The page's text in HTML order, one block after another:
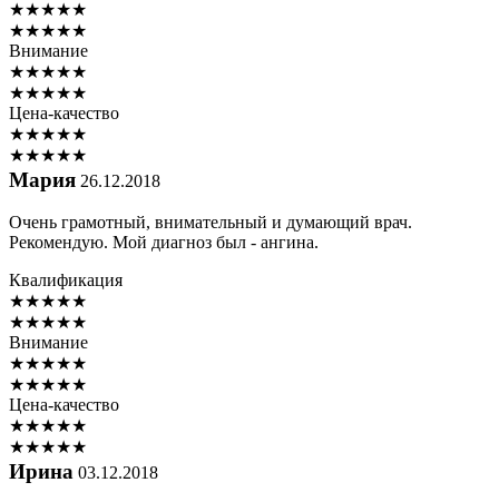
★★★★★
★★★★★
Внимание
★★★★★
★★★★★
Цена-качество
★★★★★
★★★★★
Мария 26.12.2018
Очень грамотный, внимательный и думающий врач.
Рекомендую. Мой диагноз был - ангина.
Квалификация
★★★★★
★★★★★
Внимание
★★★★★
★★★★★
Цена-качество
★★★★★
★★★★★
Ирина 03.12.2018